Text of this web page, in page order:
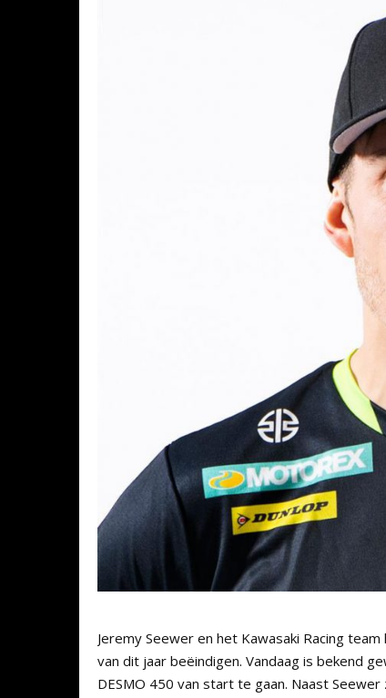
Jeremy Seewer en het Kawasaki Racing
van dit jaar beëindigen. Vandaag is bekend
DESMO 450 van start te gaan. Naast